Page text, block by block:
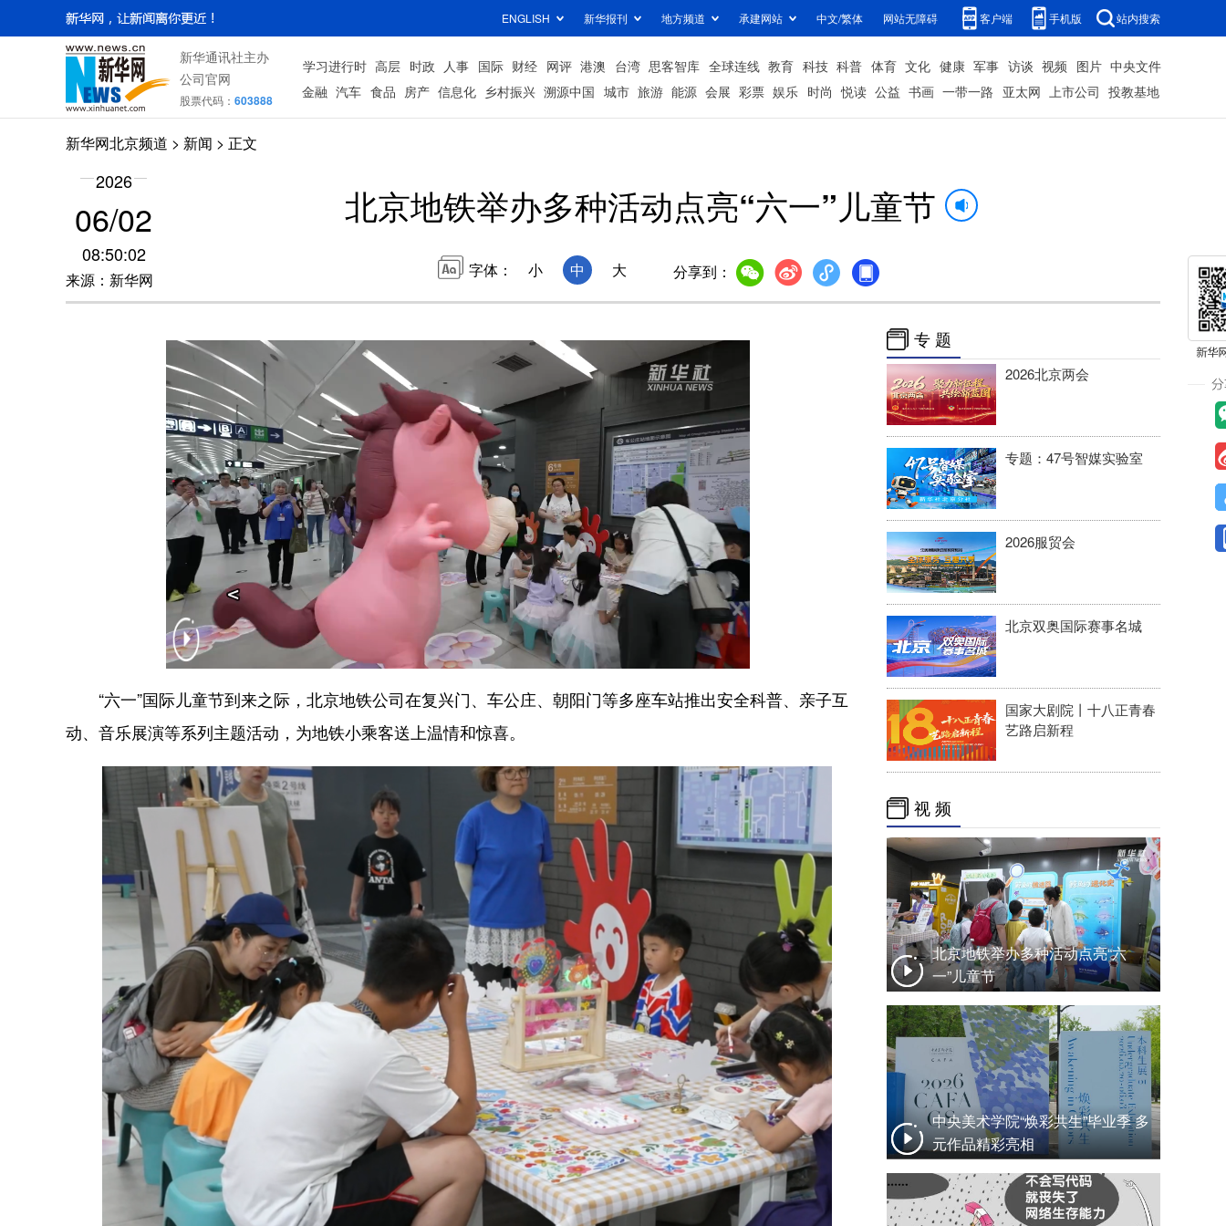
ENGLISH 新华报刊 地方频道 承建网站 中文/繁体 网站无障碍 客户端 手机版 站内搜索
新华通讯社主办
公司官网
股票代码： 603888
学习进行时 高层 时政 人事 国际 财经 网评 港澳 台湾 思客智库 全球连线 教育 科技 科普 体育 文化 健康 军事 访谈 视频 图片 中央文件
金融 汽车 食品 房产 信息化 乡村振兴 溯源中国 城市 旅游 能源 会展 彩票 娱乐 时尚 悦读 公益 书画 一带一路 亚太网 上市公司 投教基地
新华网北京频道 > 新闻 > 正文
2026
06/02
08:50:02
来源：新华网
北京地铁举办多种活动点亮“六一”儿童节
字体： 小 中 大 分享到：
“六一”国际儿童节到来之际，北京地铁公司在复兴门、车公庄、朝阳门等多座车站推出安全科普、亲子互
动、音乐展演等系列主题活动，为地铁小乘客送上温情和惊喜。
专 题
2026北京两会
专题：47号智媒实验室
2026服贸会
北京双奥国际赛事名城
国家大剧院丨十八正青春
艺路启新程
视 频
北京地铁举办多种活动点亮“六
一”儿童节
中央美术学院“焕彩共生”毕业季 多
元作品精彩亮相